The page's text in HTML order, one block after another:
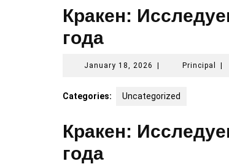
Кракен:
года
January 18, 2026 JanuaryPrincipal
Categories: Uncategorized
Кракен:
года